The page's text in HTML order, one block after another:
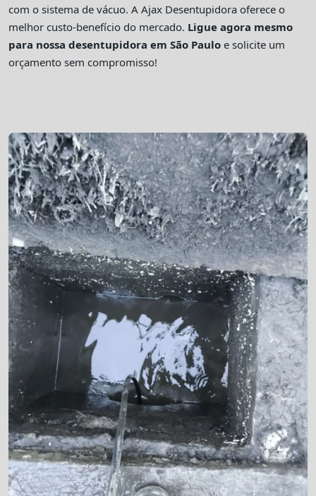
com o sistema de vácuo. A Ajax Desentupidora oferece o
melhor custo-benefício do mercado. Ligue agora mesmo
para nossa desentupidora em São Paulo e solicite um
orçamento sem compromisso!